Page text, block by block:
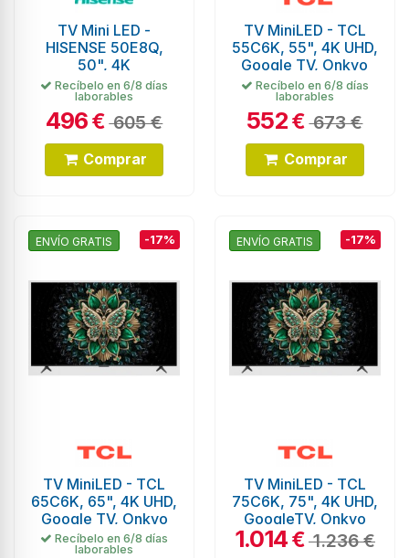
TV Mini LED -
HISENSE 50E8Q,
50", 4K
Recíbelo en 6/8 días
laborables
496€605 €
Comprar
TV MiniLED - TCL
55C6K, 55", 4K UHD,
Google TV, Onkyo
Recíbelo en 6/8 días
laborables
552€673 €
Comprar
ENVÍO GRATIS -17%
TV MiniLED - TCL
65C6K, 65", 4K UHD,
Google TV, Onkyo
Recíbelo en 6/8 días
laborables
ENVÍO GRATIS -17%
TV MiniLED - TCL
75C6K, 75", 4K UHD,
GoogleTV, Onkyo
1.014€1.236 €